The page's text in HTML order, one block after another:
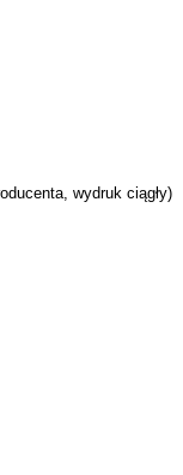
wydruk ciągły)